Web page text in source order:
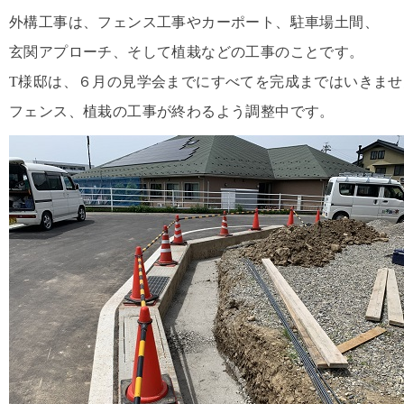
外構工事は、フェンス工事やカーポート、駐車場土間、
玄関アプローチ、そして植栽などの工事のことです。
T様邸は、６月の見学会までにすべてを完成まではいきま
フェンス、植栽の工事が終わるよう調整中です。